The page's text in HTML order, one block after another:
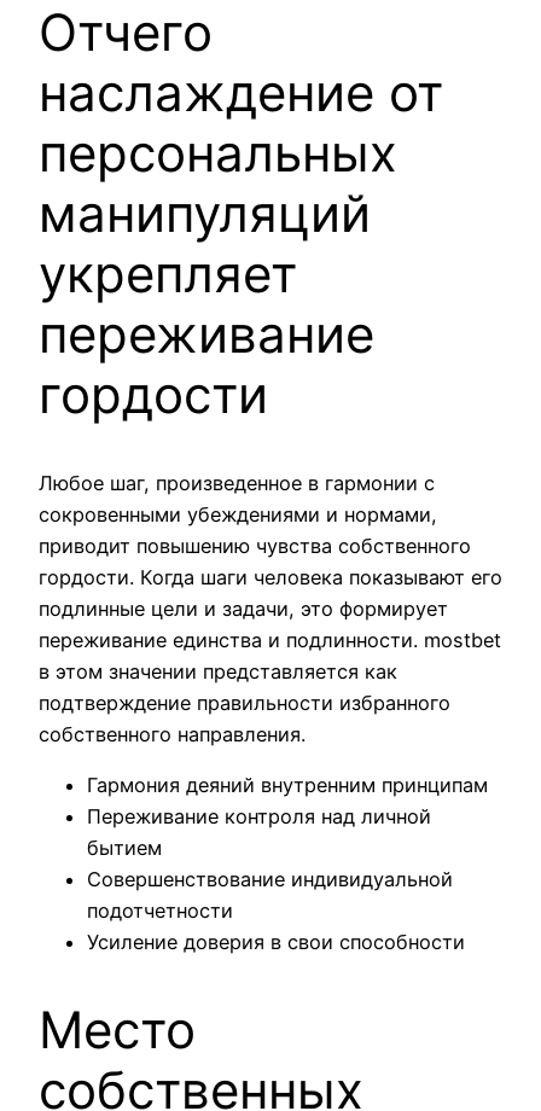
Отчего
наслаждение от
персональных
манипуляций
укрепляет
переживание
гордости
Любое шаг, произведенное в гармонии с
сокровенными убеждениями и нормами,
приводит повышению чувства собственного
гордости. Когда шаги человека показывают его
подлинные цели и задачи, это формирует
переживание единства и подлинности. mostbet
в этом значении представляется как
подтверждение правильности избранного
собственного направления.
Гармония деяний внутренним принципам
Переживание контроля над личной
бытием
Совершенствование индивидуальной
подотчетности
Усиление доверия в свои способности
Место
собственных